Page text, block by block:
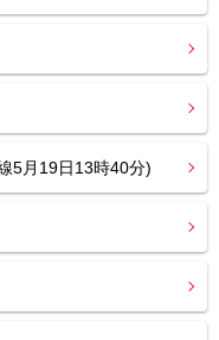
5月19日13時40分)